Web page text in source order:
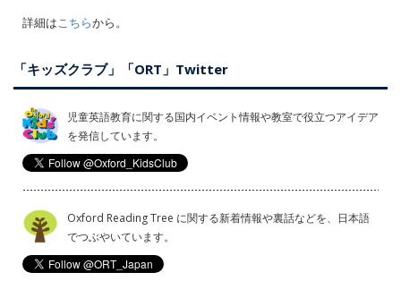
詳細はこちらから。
「キッズクラブ」「ORT」Twitter
児童英語教育に関する国内イベント情報や教室で役立つアイデア
を発信しています。
Oxford Reading Tree に関する新着情報や裏話などを、日本語
でつぶやいています。